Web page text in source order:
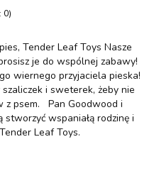
0)
Tender Leaf Toys Nasze
je do wspólnej zabawy!
wiernego przyjaciela pieska!
i sweterek, żeby nie
z psem. Pan Goodwood i
stworzyć wspaniałą rodzinę i
Leaf Toys.